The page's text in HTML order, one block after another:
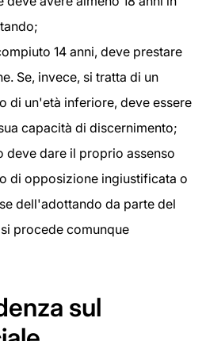
14 anni, deve prestare
Se, invece, si tratta di un
di un'età inferiore, deve essere
capacità di discernimento;
deve dare il proprio assenso
di opposizione ingiustificata o
dell'adottando da parte del
procede comunque
sul